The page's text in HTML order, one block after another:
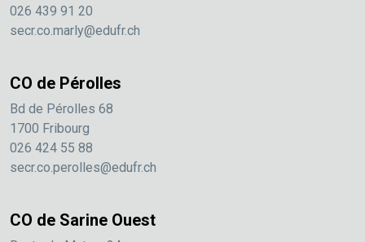
026 439 91 20
secr.co.marly@edufr.ch
CO de Pérolles
Bd de Pérolles 68
1700 Fribourg
026 424 55 88
secr.co.perolles@edufr.ch
CO de Sarine Ouest